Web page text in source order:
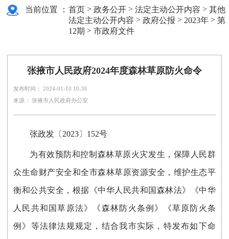
当前位置 ： 首页 >政务公开 >法定主动公开内容 >其他
法定主动公开内容 >政府公报 > 2023年 >第
12期 >市政府文件
张掖市人民政府2024年度森林草原防火命令
发布时间： 2024-01-10 10:38
来源： 张掖市人民政府办公室
张政发〔2023〕152号
为有效预防和控制森林草原火灾发生，保障人民群
众生命财产安全和全市森林草原资源安全，维护生态平
衡和公共安全，根据《中华人民共和国森林法》《中华
人民共和国草原法》《森林防火条例》《草原防火条
例》等法律法规规定，结合我市实际，特发布如下命